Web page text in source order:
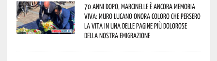
70 anni dopo, Marcinelle è ancora memoria
viva: Muro Lucano onora coloro che persero
la vita in una delle pagine più dolorose
della nostra emigrazione